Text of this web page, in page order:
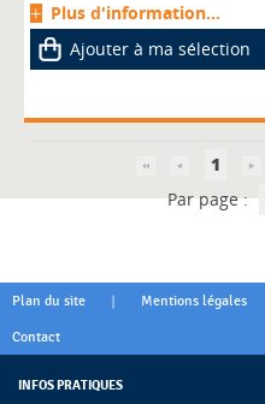
Plus d'information...
Ajouter à ma sélection
1
Par page :
Plan du site | Mentions légales
Contact
INFOS PRATIQUES